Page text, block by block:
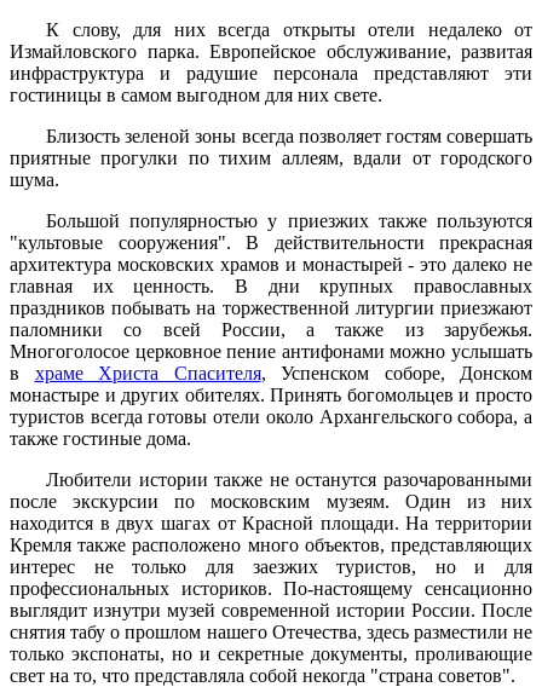
К слову, для них всегда открыты отели недалеко от
Измайловского парка. Европейское обслуживание, развитая
инфраструктура и радушие персонала представляют эти
гостиницы в самом выгодном для них свете.
Близость зеленой зоны всегда позволяет гостям совершать
приятные прогулки по тихим аллеям, вдали от городского
шума.
Большой популярностью у приезжих также пользуются
"культовые сооружения". В действительности прекрасная
архитектура московских храмов и монастырей - это далеко не
главная их ценность. В дни крупных православных
праздников побывать на торжественной литургии приезжают
паломники со всей России, а также из зарубежья.
Многоголосое церковное пение антифонами можно услышать
в храме Христа Спасителя, Успенском соборе, Донском
монастыре и других обителях. Принять богомольцев и просто
туристов всегда готовы отели около Архангельского собора, а
также гостиные дома.
Любители истории также не останутся разочарованными
после экскурсии по московским музеям. Один из них
находится в двух шагах от Красной площади. На территории
Кремля также расположено много объектов, представляющих
интерес не только для заезжих туристов, но и для
профессиональных историков. По-настоящему сенсационно
выглядит изнутри музей современной истории России. После
снятия табу о прошлом нашего Отечества, здесь разместили не
только экспонаты, но и секретные документы, проливающие
свет на то, что представляла собой некогда "страна советов".